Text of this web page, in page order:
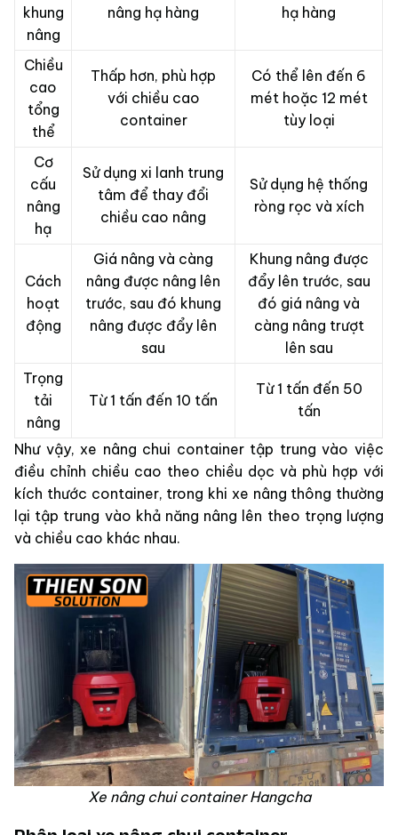
khung
nâng
nâng hạ hàng
hạ hàng
Chiều
cao
tổng
thể
Thấp hơn, phù hợp
với chiều cao
container
Có thể lên đến 6
mét hoặc 12 mét
tùy loại
Cơ
cấu
nâng
hạ
Sử dụng xi lanh trung
tâm để thay đổi
chiều cao nâng
Sử dụng hệ thống
ròng rọc và xích
Cách
hoạt
động
Giá nâng và càng
nâng được nâng lên
trước, sau đó khung
nâng được đẩy lên
sau
Khung nâng được
đẩy lên trước, sau
đó giá nâng và
càng nâng trượt
lên sau
Trọng
tải
nâng
Từ 1 tấn đến 10 tấn
Từ 1 tấn đến 50
tấn
Như vậy, xe nâng chui container tập trung vào việc
điều chỉnh chiều cao theo chiều dọc và phù hợp với
kích thước container, trong khi xe nâng thông thường
lại tập trung vào khả năng nâng lên theo trọng lượng
và chiều cao khác nhau.
Xe nâng chui container Hangcha